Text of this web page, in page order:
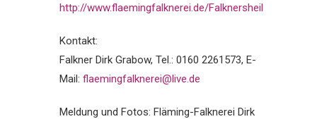
http://www.flaemingfalknerei.de/Falknersheil
Kontakt:
Falkner Dirk Grabow, Tel.: 0160 2261573, E-
Mail: flaemingfalknerei@live.de
Meldung und Fotos: Fläming-Falknerei Dirk